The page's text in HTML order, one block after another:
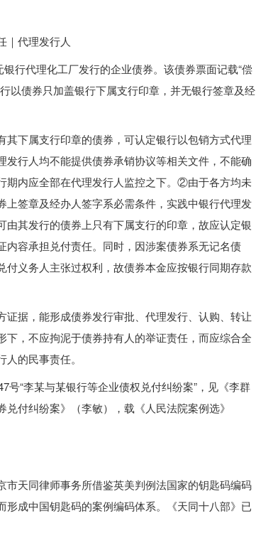
｜代理发行人
行代理化工厂发行的企业债券。该债券票面记载“偿
以债券只加盖银行下属支行印章，并无银行签章及经
下属支行印章的债券，可认定银行以包销方式代理
行人均不能提供债券承销协议等相关文件，不能确
期内应全部在代理发行人监控之下。②由于各方均未
签章及经办人签字系必需条件，实践中银行代理发
其发行的债券上只有下属支行的印章，故应认定银
容承担兑付责任。同时，因涉案债券系无记名债
义务人主张过权利，故债券本金应按银行同期存款
据，能形成债券发行审批、代理发行、认购、转让
，不应拘泥于债券持有人的举证责任，而应综合全
的民事责任。
“李某与某银行等企业债权兑付纠纷案”，见《李群
付纠纷案》（李敏），载《人民法院案例选》
天同律师事务所借鉴英美判例法国家的钥匙码编码
成中国钥匙码的案例编码体系。《天同十八部》已